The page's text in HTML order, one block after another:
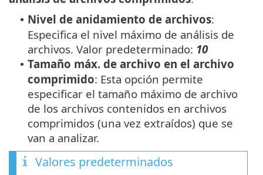
• Nivel de anidamiento de archivos:
Especifica el nivel máximo de análisis de
archivos. Valor predeterminado: 10
• Tamaño máx. de archivo en el archivo
comprimido: Esta opción permite
especificar el tamaño máximo de archivo
de los archivos contenidos en archivos
comprimidos (una vez extraídos) que se
van a analizar.
Valores predeterminados